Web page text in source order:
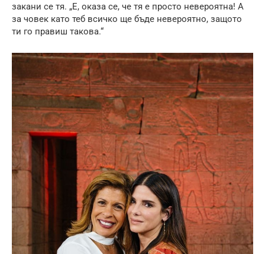
закани се тя. „Е, оказа се, че тя е просто невероятна! А
за човек като теб всичко ще бъде невероятно, защото
ти го правиш такова.“